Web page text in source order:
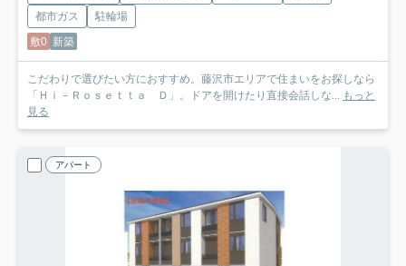
都市ガス
駐輪場
敷0 新築
こだわりで選びたい方におすすめ。藤沢市エリアで住まいをお探しなら
「Ｈｉ－Ｒｏｓｅｔｔａ Ｄ」。ドアを開けたり直接会話しな...
もっと
見る
アパート